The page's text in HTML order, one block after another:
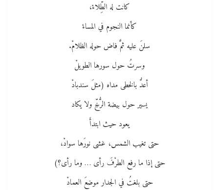
كانت له الطِّلاءْ،
كأنما النجوم في المساءْ
سلنَ عليه ثمَّ فاض حوله الظلامْ.
وسرتُ حول سورها الطويلْ
أعدُّ بالخطى مداه (مثلَ سندبادْ
يسير حول بيضة الرُّخِّ ولا يكاد
يعود حيث ابتدأَ
حتى تغيب الشمس، غشى نورَها سوادْ،
حتى إذا ما رفع الطرْفَ رأى … وما رأى؟)
حتى بلغتُ في الجدار موضعَ العمادْ